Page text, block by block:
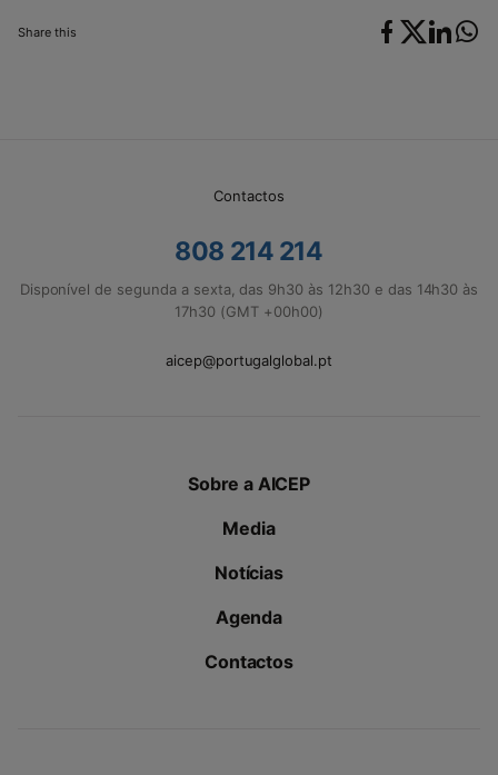
Share this
Contactos
808 214 214
Disponível de segunda a sexta, das 9h30 às 12h30 e das 14h30 às
17h30 (GMT +00h00)
aicep@portugalglobal.pt
Sobre a AICEP
Media
Notícias
Agenda
Contactos